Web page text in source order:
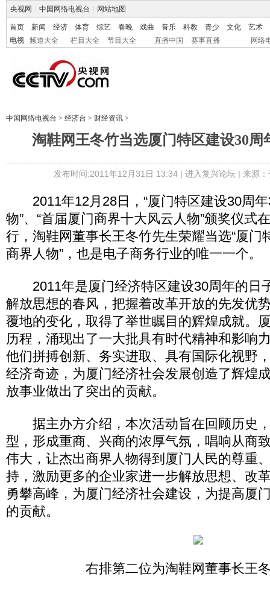
央视网 中国网络电视台 网站地图
首页 新闻 经济 体育 综艺 春晚 戏曲 音乐 科教 青少 文化
艺术
电视
频道大全 栏目大全 节目大全 直播中国 赛事直播 网络
中国网络电视台 > 经济台 > 财经资讯 >
淘鞋网王冬竹当选厦门特区建设30周
发布时间:2011年12月31日 13:34 | 进入复兴论坛| 来源
2011年12月28日，“厦门特区建设30周年
物”、“首届厦门商界十大风云人物”颁奖仪式
行，淘鞋网董事长王冬竹先生荣耀当选“厦门
商界人物”，也是电子商务行业的唯一一个。
2011年是厦门经济特区建设30周年的日
解放思想的春风，把握着改革开放的先发优
覆地的变化，取得了举世瞩目的辉煌成就。
历程，涌现出了一大批具有时代精神和影响
他们拼搏创新、务实进取、具有国际化视野
经济奇迹，为厦门经济社会发展创造了辉煌
放事业做出了突出的贡献。
据主办方介绍，本次活动旨在回顾历史
型，形成重商、兴商的浓厚气氛，唱响从商
伟大，让杰出商界人物得到厦门人民的尊重
持，激励更多的企业家进一步解放思想、改
勇攀高峰，为厦门经济社会建设，为提高厦
的贡献。
右排第二位为淘鞋网董事长王